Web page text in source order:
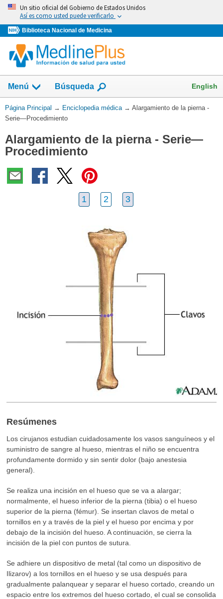
Omita
vaya
al
Contenido
Un sitio oficial del Gobierno de Estados Unidos
Así es como usted puede verificarlo
Biblioteca Nacional de Medicina
Menú Búsqueda English
Usted
está
Página Principal → Enciclopedia médica → Alargamiento de la pierna -
Serie—Procedimiento
Alargamiento de la pierna - Serie—
Procedimiento
1 2 3
Resúmenes
Los cirujanos estudian cuidadosamente los vasos sanguíneos y el
suministro de sangre al hueso, mientras el niño se encuentra
profundamente dormido y sin sentir dolor (bajo anestesia
general).
Se realiza una incisión en el hueso que se va a alargar;
normalmente, el hueso inferior de la pierna (tibia) o el hueso
superior de la pierna (fémur). Se insertan clavos de metal o
tornillos en y a través de la piel y el hueso por encima y por
debajo de la incisión del hueso. A continuación, se cierra la
incisión de la piel con puntos de sutura.
Se adhiere un dispositivo de metal (tal como un dispositivo de
Ilizarov) a los tornillos en el hueso y se usa después para
gradualmente palanquear y separar el hueso cortado, creando un
espacio entre los extremos del hueso cortado, el cual se consolida